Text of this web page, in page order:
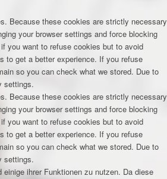
Because these cookies are strictly necessary
your browser settings and force blocking
you want to refuse cookies but to avoid
to get a better experience. If you refuse
so you can check what we stored. Due to
settings.
Because these cookies are strictly necessary
your browser settings and force blocking
you want to refuse cookies but to avoid
to get a better experience. If you refuse
so you can check what we stored. Due to
settings.
ihrer Funktionen zu nutzen. Da diese